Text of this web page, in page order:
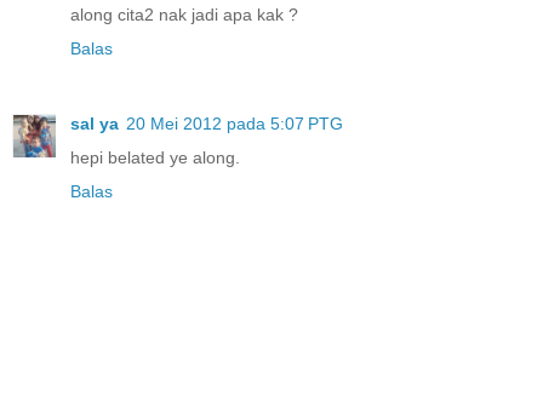
along cita2 nak jadi apa kak ?
Balas
sal ya 20 Mei 2012 pada 5:07 PTG
hepi belated ye along.
Balas